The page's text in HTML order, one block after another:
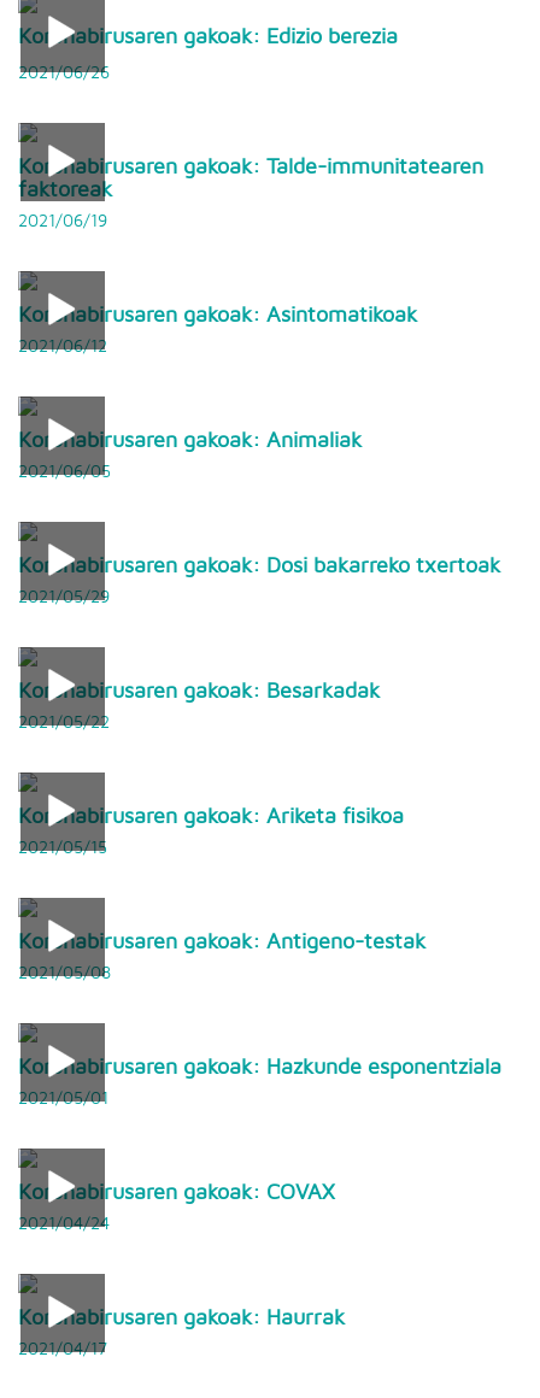
Koronabirusaren gakoak: Edizio berezia
2021/06/26
Koronabirusaren gakoak: Talde-immunitatearen
faktoreak
2021/06/19
Koronabirusaren gakoak: Asintomatikoak
2021/06/12
Koronabirusaren gakoak: Animaliak
2021/06/05
Koronabirusaren gakoak: Dosi bakarreko txertoak
2021/05/29
Koronabirusaren gakoak: Besarkadak
2021/05/22
Koronabirusaren gakoak: Ariketa fisikoa
2021/05/15
Koronabirusaren gakoak: Antigeno-testak
2021/05/08
Koronabirusaren gakoak: Hazkunde esponentziala
2021/05/01
Koronabirusaren gakoak: COVAX
2021/04/24
Koronabirusaren gakoak: Haurrak
2021/04/17